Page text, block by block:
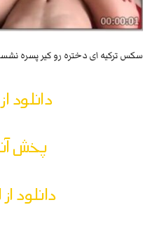
سکس ترکیه ای دختره رو کیر پسره
دانلود
پخش
دانلود